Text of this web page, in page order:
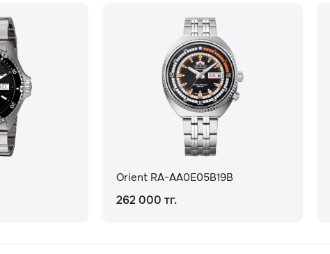
Orient RA-AA0E05B19B
262 000 тг.